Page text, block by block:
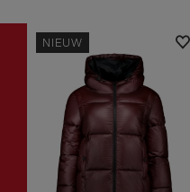
NIEUW